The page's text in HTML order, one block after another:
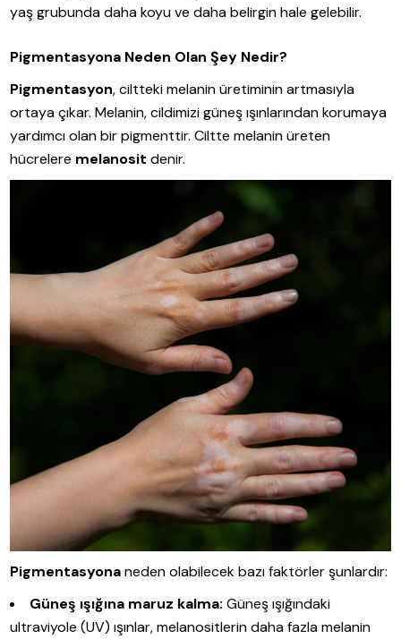
yaş grubunda daha koyu ve daha belirgin hale gelebilir.
Pigmentasyona Neden Olan Şey Nedir?
Pigmentasyon, ciltteki melanin üretiminin artmasıyla
ortaya çıkar. Melanin, cildimizi güneş ışınlarından korumaya
yardımcı olan bir pigmenttir. Ciltte melanin üreten
hücrelere melanosit denir.
Pigmentasyonaneden olabilecek bazı faktörler şunlardır:
Güneş ışığına maruz kalma: Güneş ışığındaki
ultraviyole (UV) ışınlar, melanositlerin daha fazla melanin